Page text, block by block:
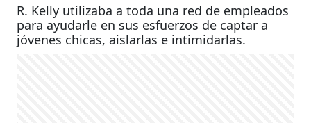
R. Kelly utilizaba a toda una red de empleados
para ayudarle en sus esfuerzos de captar a
jóvenes chicas, aislarlas e intimidarlas.